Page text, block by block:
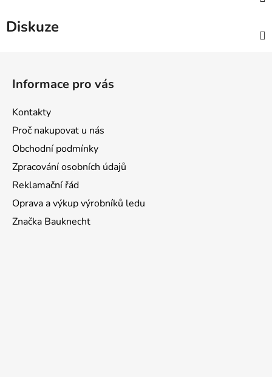
Diskuze
Informace pro vás
Kontakty
Proč nakupovat u nás
Obchodní podmínky
Zpracování osobních údajů
Reklamační řád
Oprava a výkup výrobníků ledu
Značka Bauknecht